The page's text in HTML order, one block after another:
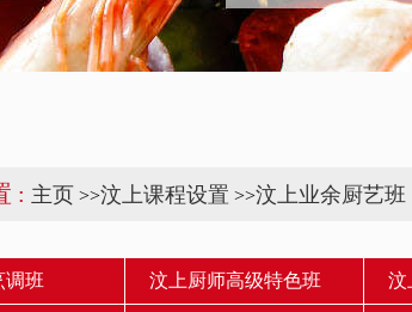
: 主页 >>汶上课程设置 >>汶上业余厨艺班
调班 汶上厨师高级特色班 汶